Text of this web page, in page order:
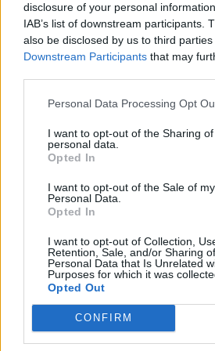
disclosure of your personal
IAB’s list of downstream participants.
also be disclosed by us to third
Downstream Participants that may
Personal Data Processing Opt
I want to opt-out of the Sharing
personal data.
Opted In
I want to opt-out of the Sale of my
Personal Data.
Opted In
I want to opt-out of Collection,
Retention, Sale, and/or Sharing
Personal Data that Is Unrelated
Purposes for which it was
Opted Out
CONFIRM